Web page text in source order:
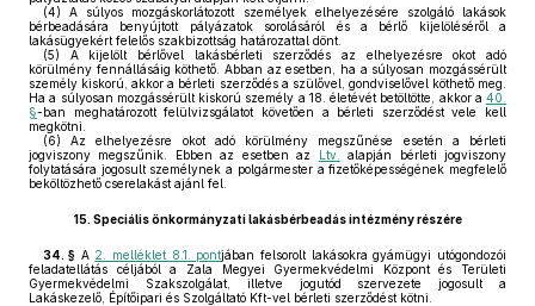
(4) A súlyos mozgáskorlátozott személyek elhelyezésére szolgáló lakások
bérbeadására benyújtott pályázatok sorolásáról és a bérlő kijelöléséről a
lakásügyekért felelős szakbizottság határozattal dönt.
(5) A kijelölt bérlővel lakásbérleti szerződés az elhelyezésre okot adó
körülmény fennállásáig köthető. Abban az esetben, ha a súlyosan mozgássérült
személy kiskorú, akkor a bérleti szerződés a szülővel, gondviselővel köthető meg.
Ha a súlyosan mozgássérült kiskorú személy a 18. életévét betöltötte, akkor a 40.
§-ban meghatározott felülvizsgálatot követően a bérleti szerződést vele kell
megkötni.
(6) Az elhelyezésre okot adó körülmény megszűnése esetén a bérleti
jogviszony megszűnik. Ebben az esetben az
Ltv.
alapján bérleti jogviszony
folytatására jogosult személynek a polgármester a fizetőképességének megfelelő
beköltözhető cserelakást ajánl fel.
15. Speciális önkormányzati lakásbérbeadás intézmény részére
34. § A 2. melléklet 8.1. pontjában felsorolt lakásokra gyámügyi utógondozói
feladatellátás céljából a Zala Megyei Gyermekvédelmi Központ és Területi
Gyermekvédelmi Szakszolgálat, illetve jogutód szervezete jogosult a
Lakáskezelő, Építőipari és Szolgáltató Kft-vel bérleti szerződést kötni.